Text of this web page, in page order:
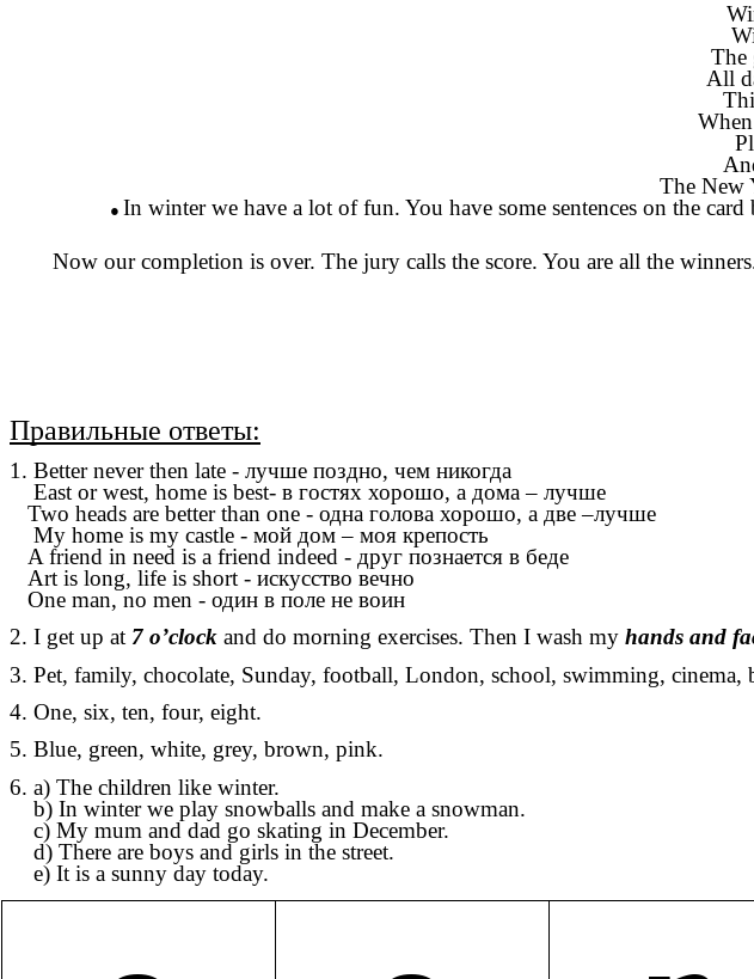
The
All
The New
In winter we have a lot of fun. You have some sentences on the
Now our completion is over. The jury calls the score. You are all the
Правильные ответы:
1. Better never then late - лучше поздно, чем никогда
East or west, home is best- в гостях хорошо, а дома – лучше
Two heads are better than one - одна голова хорошо, а две –лучше
My home is my castle - мой дом – моя крепость
A friend in need is a friend indeed - друг познается в беде
Art is long, life is short - искусство вечно
One man, no men - один в поле не воин
2. I get up at 7 o’clock and do morning exercises. Then I wash my hands and
3. Pet, family, chocolate, Sunday, football, London, school, swimming, cinema,
4. One, six, ten, four, eight.
5. Blue, green, white, grey, brown, pink.
6. a) The children like winter.
b) In winter we play snowballs and make a snowman.
c) My mum and dad go skating in December.
d) There are boys and girls in the street.
e) It is a sunny day today.